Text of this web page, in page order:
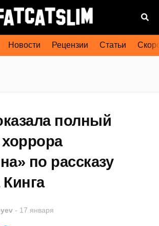
Новости Рецензии Статьи
полный
по рассказу
- 17 января